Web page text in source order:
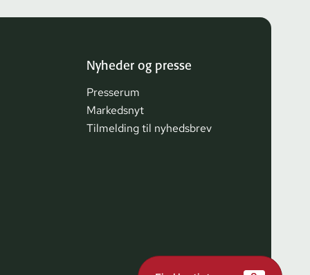
Nyheder og presse
Presserum
Markedsnyt
Tilmelding til nyhedsbrev